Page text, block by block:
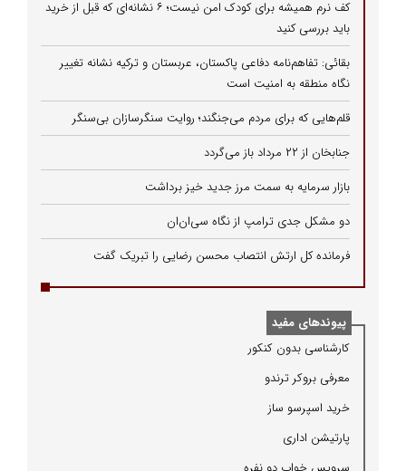
کف نرم همیشه برای کودک امن نیست؛ ۶ نشانه‌ای که قبل از خرید
باید بررسی کنید
بقائی: تفاهم‌نامه دفاعی پاکستان، عربستان و ترکیه نشانه تغییر
نگاه منطقه به امنیت است
قلم‌هایی که برای مردم می‌جنگند؛ روایت سنگرسازان بی‌سنگر
جنابخان از ۲۲ مرداد باز می‌گردد
بازار سرمایه به سمت مرز جدید خیز برداشت
دو مشکل جدی ترامپ از نگاه سی‌ان‌ان
فرمانده کل ارتش انتصاب محسن رضایی را تبریک گفت
پیوندهای مفید
كارشناسی بدون كنكور
معرفی بروكر ترندو
خرید اسپرسو ساز
پارتیشن اداری